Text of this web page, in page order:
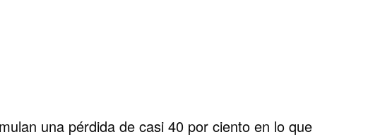
una pérdida de casi 40 por ciento en lo que